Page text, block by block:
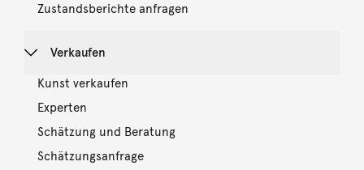
Zustandsberichte anfragen
Verkaufen
Kunst verkaufen
Experten
Schätzung und Beratung
Schätzungsanfrage